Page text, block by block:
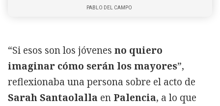
PABLO DEL CAMPO
“Si esos son los jóvenes no quiero
imaginar cómo serán los mayores”,
reflexionaba una persona sobre el acto de
Sarah Santaolalla en Palencia, a lo que